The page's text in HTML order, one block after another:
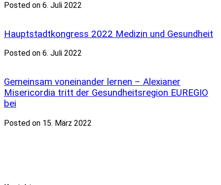
Posted on 6. Juli 2022
Hauptstadtkongress 2022 Medizin und Gesundheit
Posted on 6. Juli 2022
Gemeinsam voneinander lernen – Alexianer
Misericordia tritt der Gesundheitsregion EUREGIO
bei
Posted on 15. März 2022